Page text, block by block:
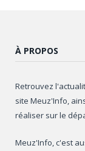
À PROPOS
Retrouvez
site Meuz'Info,
réaliser sur le
Meuz'Info, c'est